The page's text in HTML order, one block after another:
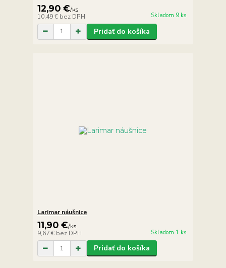
12,90 €/ks
10,49 € bez DPH Skladom 9 ks
Pridať do košíka
Larimar náušnice
11,90 €/ks
9,67 € bez DPH Skladom 1 ks
Pridať do košíka